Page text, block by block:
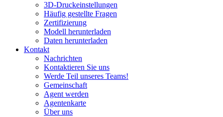
3D-Druckeinstellungen
Häufig gestellte Fragen
Zertifizierung
Modell herunterladen
Daten herunterladen
Kontakt
Nachrichten
Kontaktieren Sie uns
Werde Teil unseres Teams!
Gemeinschaft
Agent werden
Agentenkarte
Über uns